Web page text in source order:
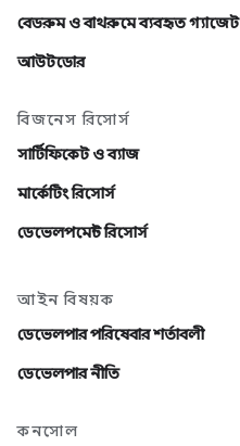
বেডরুম ও বাথরুমে ব্যবহৃত গ্যাজেট
আউটডোর
বিজনেস রিসোর্স
সার্টিফিকেট ও ব্যাজ
মার্কেটিং রিসোর্স
ডেভেলপমেন্ট রিসোর্স
আইন বিষয়ক
ডেভেলপার পরিষেবার শর্তাবলী
ডেভেলপার নীতি
কনসোল